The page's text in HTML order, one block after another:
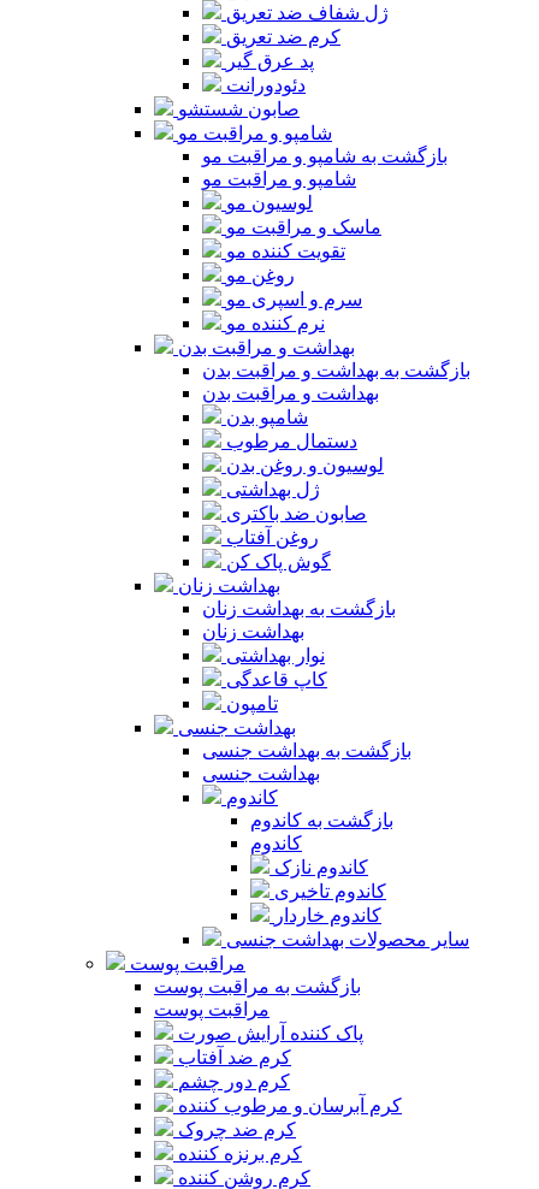
ژل شفاف ضد تعریق
کرم ضد تعریق
پد عرق گیر
دئودورانت
صابون شستشو
شامپو و مراقبت مو
بازگشت به شامپو و مراقبت مو
شامپو و مراقبت مو
لوسیون مو
ماسک و مراقبت مو
تقویت کننده مو
روغن مو
سرم و اسپری مو
نرم کننده مو
بهداشت و مراقبت بدن
بازگشت به بهداشت و مراقبت بدن
بهداشت و مراقبت بدن
شامپو بدن
دستمال مرطوب
لوسیون و روغن بدن
ژل بهداشتی
صابون ضد باکتری
روغن آفتاب
گوش پاک کن
بهداشت زنان
بازگشت به بهداشت زنان
بهداشت زنان
نوار بهداشتی
کاپ قاعدگی
تامپون
بهداشت جنسی
بازگشت به بهداشت جنسی
بهداشت جنسی
کاندوم
بازگشت به کاندوم
کاندوم
کاندوم نازک
کاندوم تاخیری
کاندوم خاردار
سایر محصولات بهداشت جنسی
مراقبت پوست
بازگشت به مراقبت پوست
مراقبت پوست
پاک کننده آرایش صورت
کرم ضد آفتاب
کرم دور چشم
کرم آبرسان و مرطوب کننده
کرم ضد چروک
کرم برنزه کننده
کرم روشن کننده